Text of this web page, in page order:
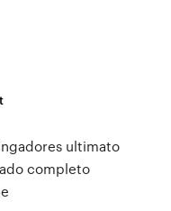
ultimato
completo